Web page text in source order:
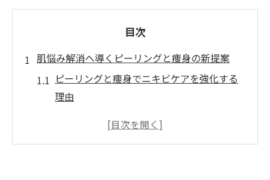
目次
肌悩み解消へ導くピーリングと痩身の新提案
ピーリングと痩身でニキビケアを強化する
理由
通い放題で実現する札幌の最新セルライト